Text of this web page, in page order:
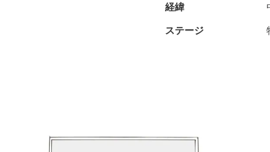
経緯
ステージ